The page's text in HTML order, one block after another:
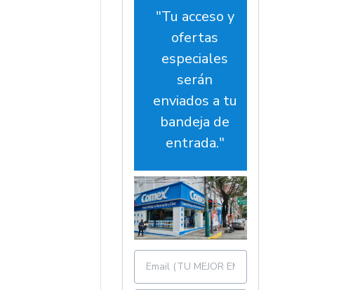
"Tu acceso y
ofertas
especiales
serán
enviados a tu
bandeja de
entrada."